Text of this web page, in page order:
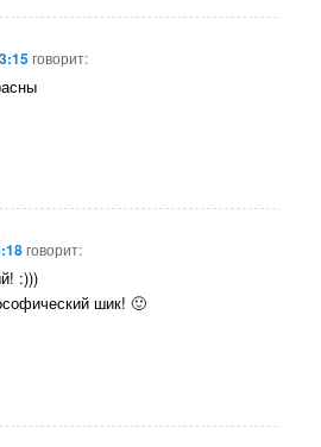
говорит:
говорит:
:)))
шик! 🙂